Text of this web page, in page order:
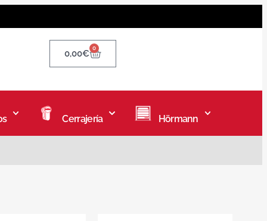
0,00€ 0
Cerrajería Hörmann